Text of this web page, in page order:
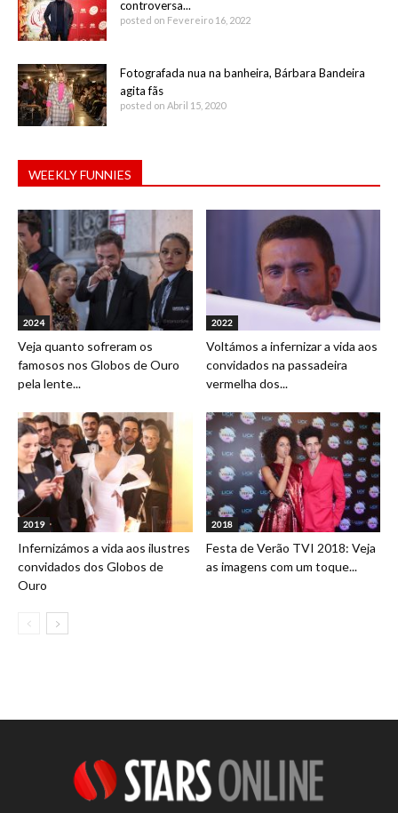
controversa...
posted on Fevereiro 16, 2022
Fotografada nua na banheira, Bárbara Bandeira
agita fãs
posted on Abril 15, 2020
WEEKLY FUNNIES
2024
Veja quanto sofreram os
famosos nos Globos de Ouro
pela lente...
2022
Voltámos a infernizar a vida aos
convidados na passadeira
vermelha dos...
2019
Infernizámos a vida aos ilustres
convidados dos Globos de
Ouro
2018
Festa de Verão TVI 2018: Veja
as imagens com um toque...